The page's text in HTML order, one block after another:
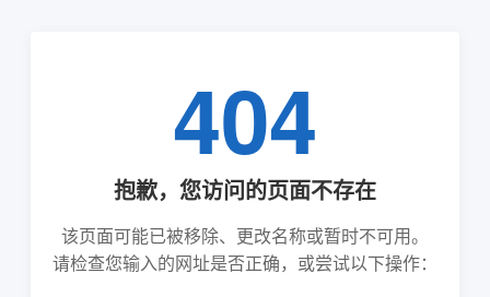
404
抱歉，您访问的页面不存在
该页面可能已被移除、更改名称或暂时不可用。
请检查您输入的网址是否正确，或尝试以下操作：